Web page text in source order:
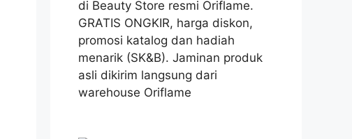
di Beauty Store resmi Oriflame.
GRATIS ONGKIR, harga diskon,
promosi katalog dan hadiah
menarik (SK&B). Jaminan produk
asli dikirim langsung dari
warehouse Oriflame